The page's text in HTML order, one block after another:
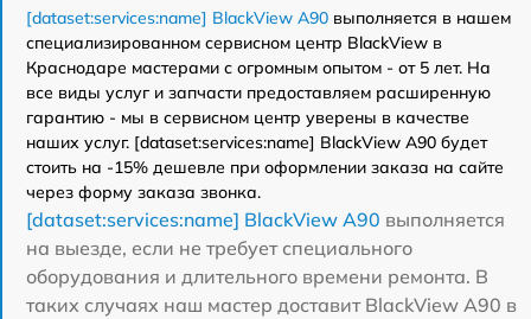
[dataset:services:name] BlackView A90 выполняется в нашем
специализированном сервисном центр BlackView в
Краснодаре мастерами с огромным опытом - от 5 лет. На
все виды услуг и запчасти предоставляем расширенную
гарантию - мы в сервисном центр уверены в качестве
наших услуг. [dataset:services:name] BlackView A90 будет
стоить на -15% дешевле при оформлении заказа на сайте
через форму заказа звонка.
[dataset:services:name] BlackView A90 выполняется
на выезде, если не требует специального
оборудования и длительного времени ремонта. В
таких случаях наш мастер доставит BlackView A90 в